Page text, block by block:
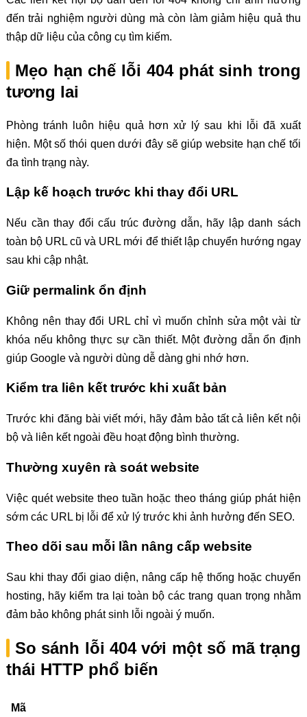
đến trải nghiệm người dùng mà còn làm giảm hiệu quả thu
thập dữ liệu của công cụ tìm kiếm.
Mẹo hạn chế lỗi 404 phát sinh trong
tương lai
Phòng tránh luôn hiệu quả hơn xử lý sau khi lỗi đã xuất
hiện. Một số thói quen dưới đây sẽ giúp website hạn chế tối
đa tình trạng này.
Lập kế hoạch trước khi thay đổi URL
Nếu cần thay đổi cấu trúc đường dẫn, hãy lập danh sách
toàn bộ URL cũ và URL mới để thiết lập chuyển hướng ngay
sau khi cập nhật.
Giữ permalink ổn định
Không nên thay đổi URL chỉ vì muốn chỉnh sửa một vài từ
khóa nếu không thực sự cần thiết. Một đường dẫn ổn định
giúp Google và người dùng dễ dàng ghi nhớ hơn.
Kiểm tra liên kết trước khi xuất bản
Trước khi đăng bài viết mới, hãy đảm bảo tất cả liên kết nội
bộ và liên kết ngoài đều hoạt động bình thường.
Thường xuyên rà soát website
Việc quét website theo tuần hoặc theo tháng giúp phát hiện
sớm các URL bị lỗi để xử lý trước khi ảnh hưởng đến SEO.
Theo dõi sau mỗi lần nâng cấp website
Sau khi thay đổi giao diện, nâng cấp hệ thống hoặc chuyển
hosting, hãy kiểm tra lại toàn bộ các trang quan trọng nhằm
đảm bảo không phát sinh lỗi ngoài ý muốn.
So sánh lỗi 404 với một số mã trạng
thái HTTP phổ biến
Mã